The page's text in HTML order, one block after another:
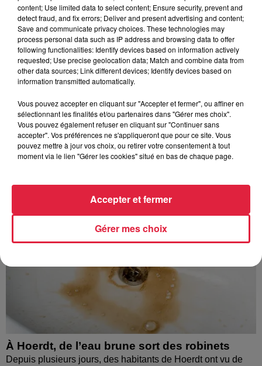
6 août 2026
Au zoo de Mulhouse : rencontre
avec les flamants rouges
À découvrir également
À Hoerdt, de l’eau brune sort des robinets
Depuis plusieurs jours, des habitants de Hoerdt ont vu de
content; Use limited data to select content; Ensure security, prevent and
detect fraud, and fix errors; Deliver and present advertising and content;
Save and communicate privacy choices. These technologies may
process personal data such as IP address and browsing data to offer
following functionalities: Identify devices based on information actively
requested; Use precise geolocation data; Match and combine data from
other data sources; Link different devices; Identify devices based on
information transmitted automatically.
Vous pouvez accepter en cliquant sur "Accepter et fermer", ou affiner en
sélectionnant les finalités et/ou partenaires dans "Gérer mes choix".
Vous pouvez également refuser en cliquant sur "Continuer sans
accepter". Vos préférences ne s'appliqueront que pour ce site. Vous
pouvez mettre à jour vos choix, ou retirer votre consentement à tout
moment via le lien "Gérer les cookies" situé en bas de chaque page.
Gérer mes choix
Accepter et fermer